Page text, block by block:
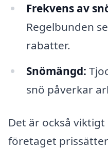
Frekvens av
Regelbunden
rabatter.
Snömängd:
snö påverkar
Det är också
företaget